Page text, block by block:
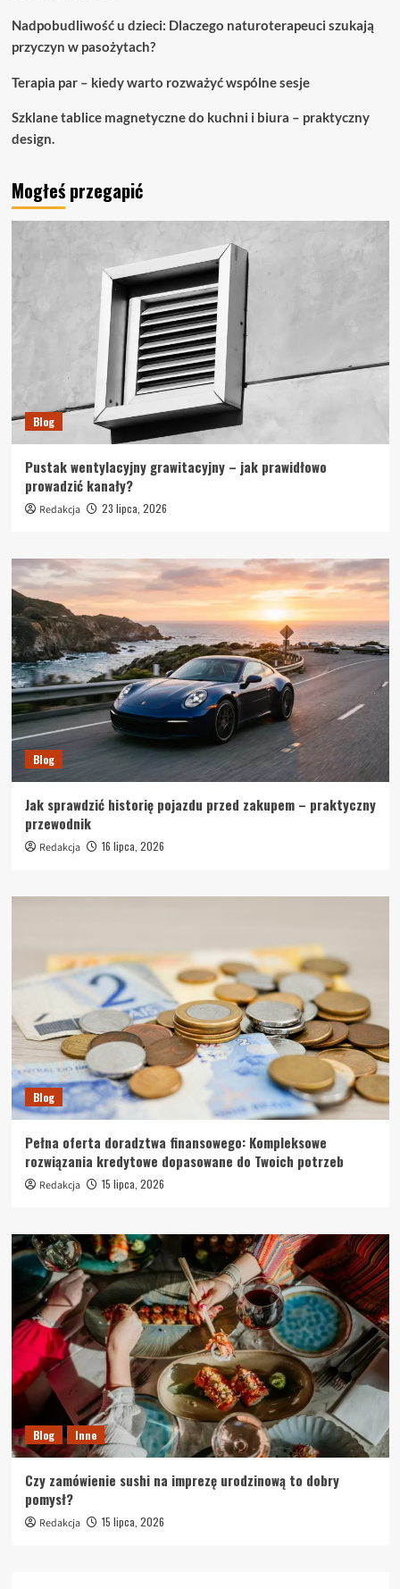
Nadpobudliwość u dzieci: Dlaczego naturoterapeuci szukają
przyczyn w pasożytach?
Terapia par – kiedy warto rozważyć wspólne sesje
Szklane tablice magnetyczne do kuchni i biura – praktyczny
design.
Mogłeś przegapić
Blog
Pustak wentylacyjny grawitacyjny – jak prawidłowo
prowadzić kanały?
Redakcja 23 lipca, 2026
Blog
Jak sprawdzić historię pojazdu przed zakupem – praktyczny
przewodnik
Redakcja 16 lipca, 2026
Blog
Pełna oferta doradztwa finansowego: Kompleksowe
rozwiązania kredytowe dopasowane do Twoich potrzeb
Redakcja 15 lipca, 2026
Blog Inne
Czy zamówienie sushi na imprezę urodzinową to dobry
pomysł?
Redakcja 15 lipca, 2026